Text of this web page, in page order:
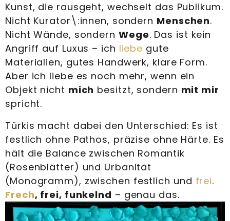
Kunst, die rausgeht, wechselt das Publikum.
Nicht Kurator\:innen, sondern Menschen.
Nicht Wände, sondern Wege. Das ist kein
Angriff auf Luxus – ich liebe gute
Materialien, gutes Handwerk, klare Form.
Aber ich liebe es noch mehr, wenn ein
Objekt nicht mich besitzt, sondern mit mir
spricht.
Türkis macht dabei den Unterschied: Es ist
festlich ohne Pathos, präzise ohne Härte. Es
hält die Balance zwischen Romantik
(Rosenblätter) und Urbanität
(Monogramm), zwischen festlich und frei.
Frech, frei, funkelnd – genau das.